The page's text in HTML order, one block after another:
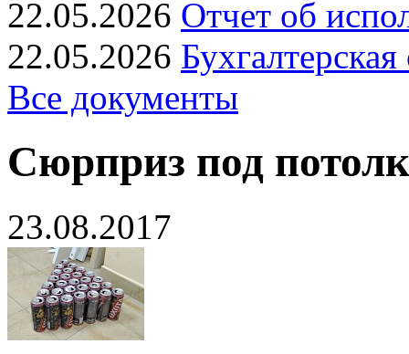
22.05.2026 Отчет об
22.05.2026
Все документы
Сюрприз под
23.08.2017